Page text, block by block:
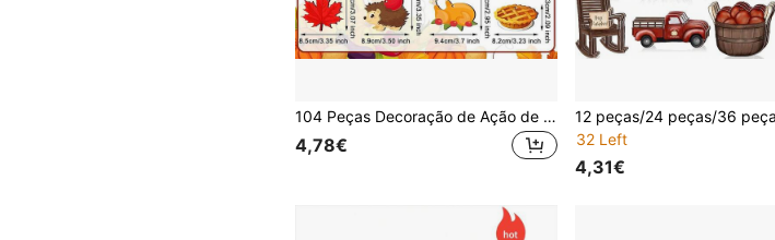
104 Peças Decoração de Ação de Graças Enfeites de Árvore de Natal, Decorações de Árvore de Natal de Outono, Figura de Peru para Interior, Abóbora, Folha e Bolota, Decoração Suspensa com Corda e Placa de Enfeite Vintage, para Festa da Colheita. Estas Decorações de Colheita de Outono Estão Impressas com Elementos do Tema de Ação de Graças, como Folhas de Bordo, Milho, Peru, Bolotas, Camiões, etc., com Cores Vivas e Padrões Requintados, Acrescendo à Atmosfera Festiva.
4,78€
32 Left
4,31€